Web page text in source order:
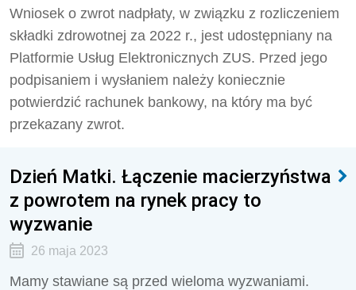
Wniosek o zwrot nadpłaty, w związku z rozliczeniem
składki zdrowotnej za 2022 r., jest udostępniany na
Platformie Usług Elektronicznych ZUS. Przed jego
podpisaniem i wysłaniem należy koniecznie
potwierdzić rachunek bankowy, na który ma być
przekazany zwrot.
Dzień Matki. Łączenie macierzyństwa
z powrotem na rynek pracy to
wyzwanie
26 maja 2023
Mamy stawiane są przed wieloma wyzwaniami.